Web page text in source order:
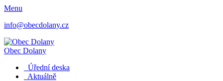
Menu
info@obecdolany.cz
Obec Dolany
Úřední deska
Aktuálně